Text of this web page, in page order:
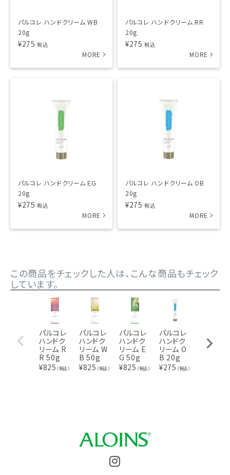
パルコレ ハンドクリーム WB
20g
¥275 税込
パルコレ ハンドクリーム RR
20g
¥275 税込
パルコレ ハンドクリーム EG
20g
¥275 税込
パルコレ ハンドクリーム OB
20g
¥275 税込
この商品をチェックした人は、こんな商品もチェック
しています。
パルコレ
ハンドク
リーム R
R 50g
¥825 （税込）
パルコレ
ハンドク
リーム W
B 50g
¥825 （税込）
パルコレ
ハンドク
リーム E
G 50g
¥825 （税込）
パルコレ
ハンドク
リーム O
B 20g
¥275 （税込）
ハンドク
リーム R